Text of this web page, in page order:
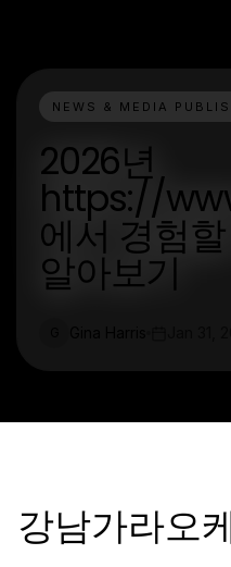
NEWS & MEDIA
2026년
https://
에서 경험
알아보기
강남가라오